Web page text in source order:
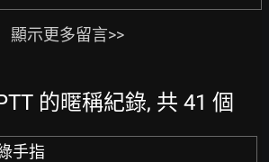
顯示更多留言>>
的暱稱紀錄, 共 41 個
手指